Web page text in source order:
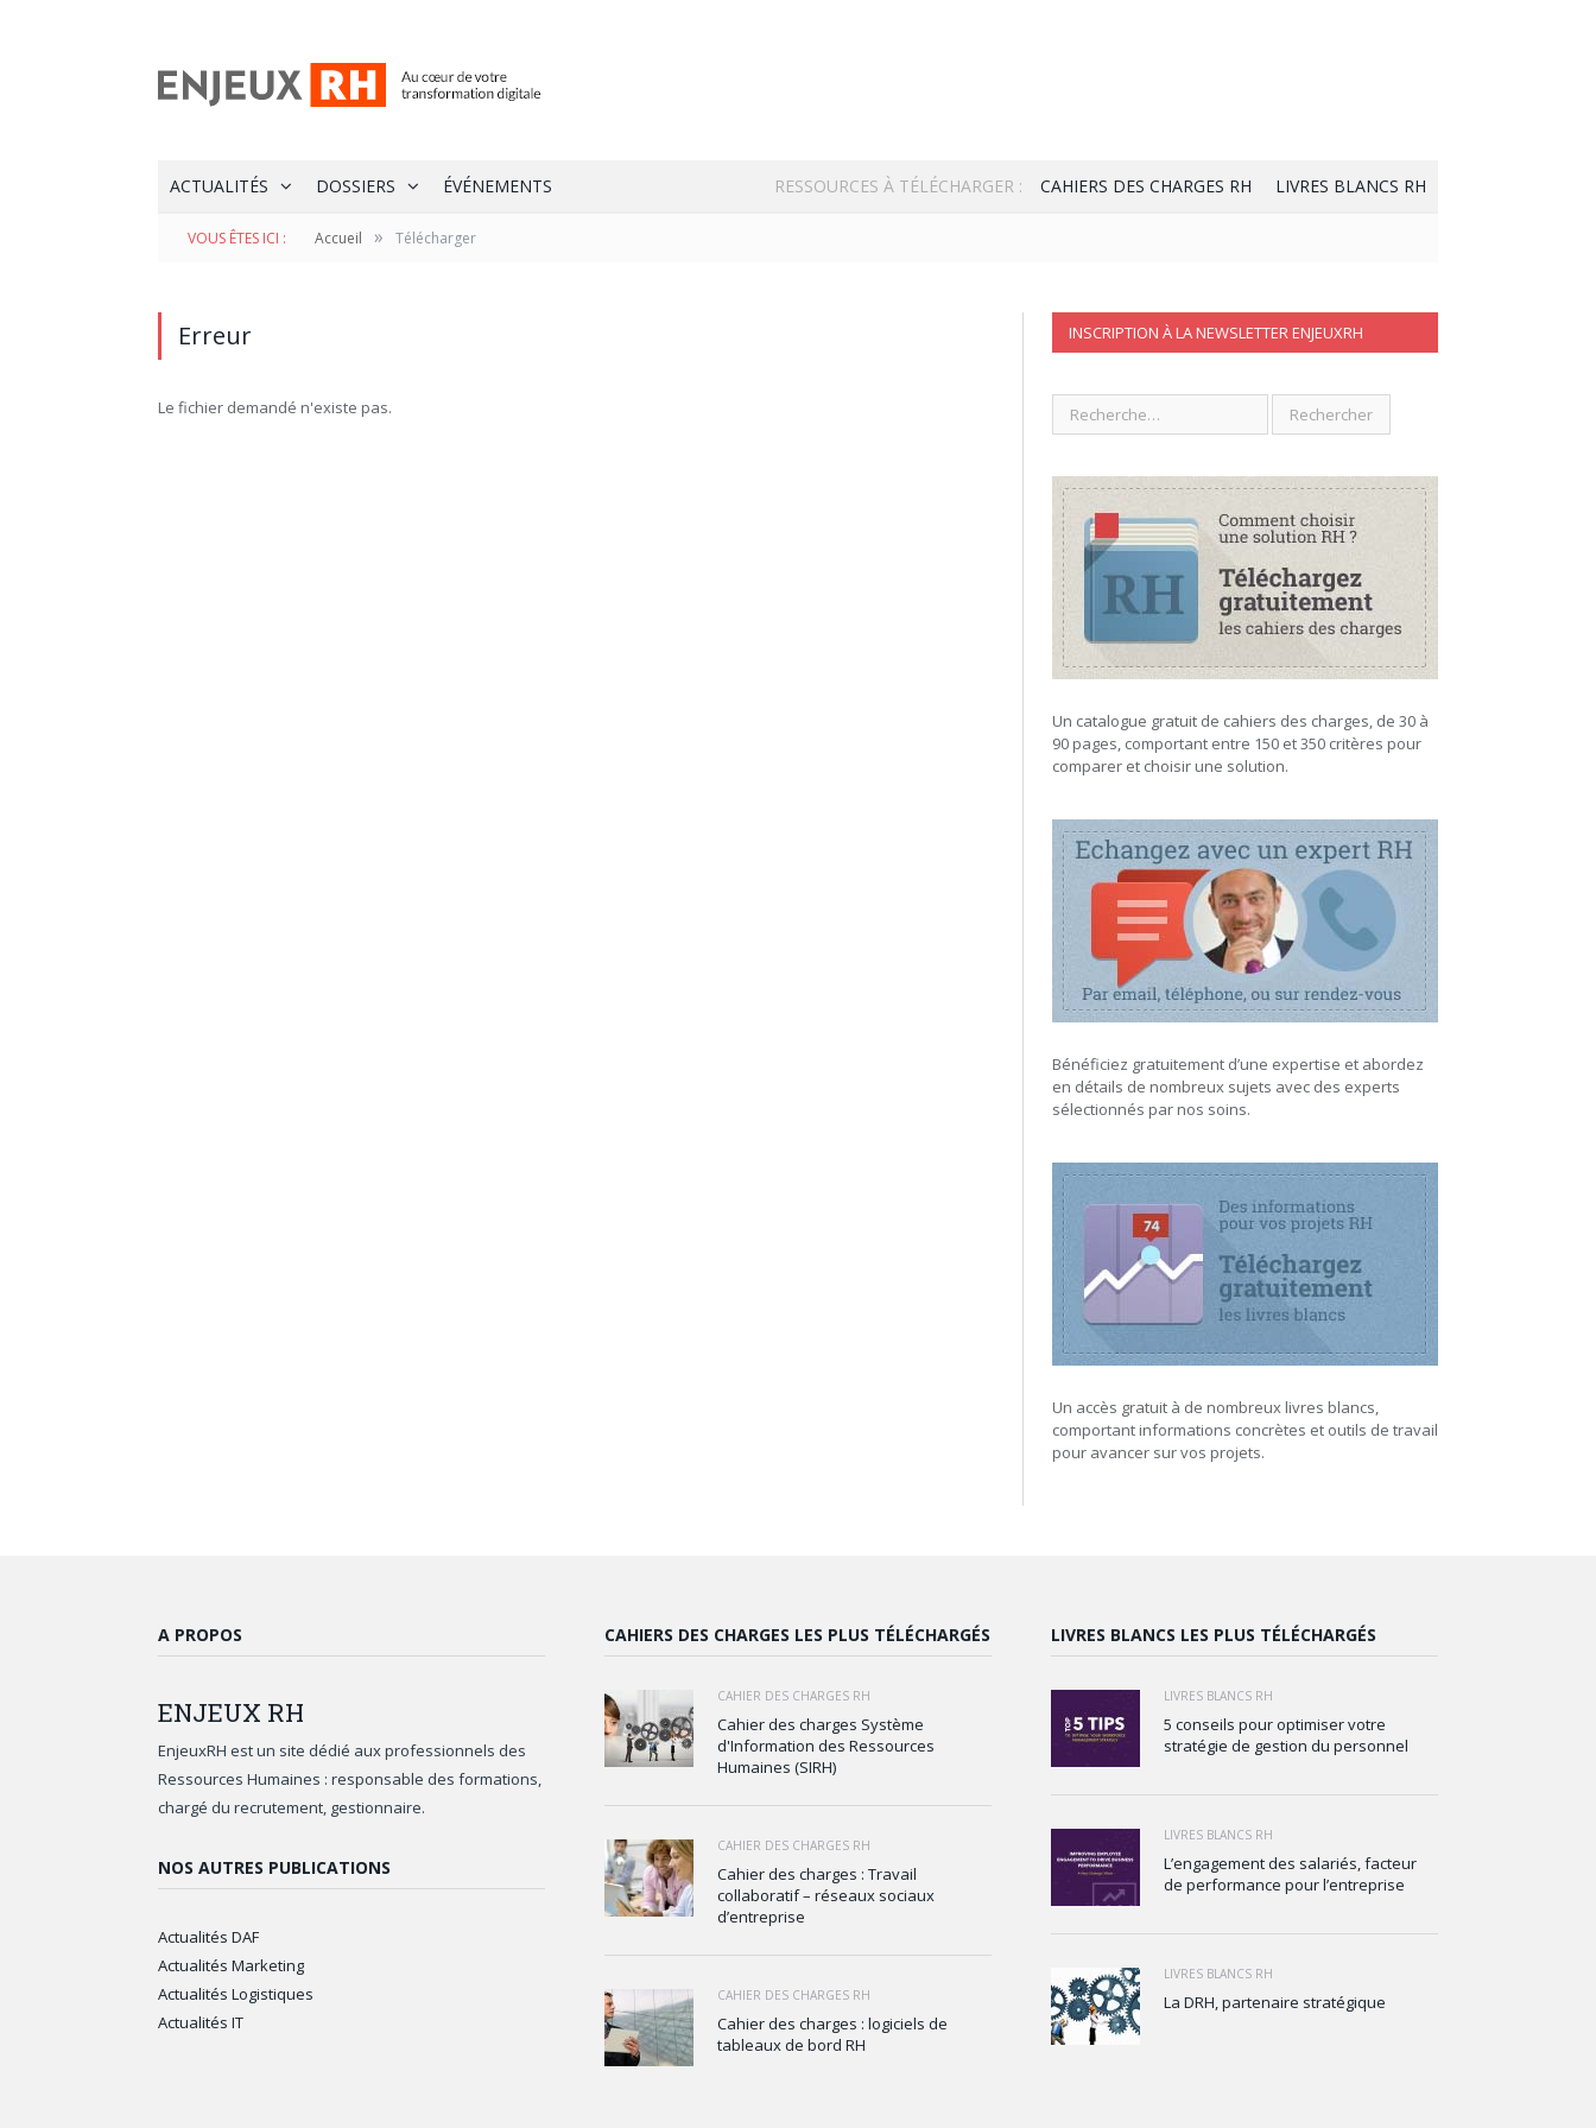
ACTUALITÉS DOSSIERS ÉVÉNEMENTS LIVRES BLANCS RH
CAHIERS DES CHARGES RH
RESSOURCES À TÉLÉCHARGER :
VOUS ÊTES ICI : Accueil » Télécharger
Erreur
Le fichier demandé n'existe pas.
INSCRIPTION À LA NEWSLETTER ENJEUXRH
Un catalogue gratuit de cahiers des charges, de 30 à
90 pages, comportant entre 150 et 350 critères pour
comparer et choisir une solution.
Bénéficiez gratuitement d’une expertise et abordez
en détails de nombreux sujets avec des experts
sélectionnés par nos soins.
Un accès gratuit à de nombreux livres blancs,
comportant informations concrètes et outils de travail
pour avancer sur vos projets.
A PROPOS
ENJEUX RH
EnjeuxRH est un site dédié aux professionnels des
Ressources Humaines : responsable des formations,
chargé du recrutement, gestionnaire.
NOS AUTRES PUBLICATIONS
Actualités DAF
Actualités Marketing
Actualités Logistiques
Actualités IT
CAHIERS DES CHARGES LES PLUS TÉLÉCHARGÉS
CAHIER DES CHARGES RH
Cahier des charges Système
d'Information des Ressources
Humaines (SIRH)
CAHIER DES CHARGES RH
Cahier des charges : Travail
collaboratif – réseaux sociaux
d’entreprise
CAHIER DES CHARGES RH
Cahier des charges : logiciels de
tableaux de bord RH
LIVRES BLANCS LES PLUS TÉLÉCHARGÉS
LIVRES BLANCS RH
5 conseils pour optimiser votre
stratégie de gestion du personnel
LIVRES BLANCS RH
L’engagement des salariés, facteur
de performance pour l’entreprise
LIVRES BLANCS RH
La DRH, partenaire stratégique